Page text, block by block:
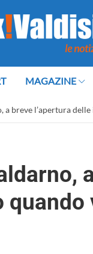
MAGAZINE
a breve l’apertura
quando